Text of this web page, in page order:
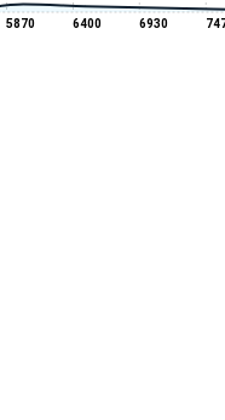
5870 6400 6930